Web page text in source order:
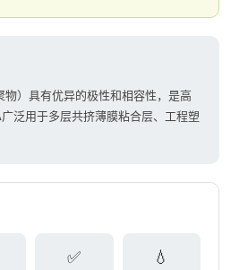
）具有优异的极性和相容性，是高
泛用于多层共挤薄膜粘合层、工程塑
✅ 💧